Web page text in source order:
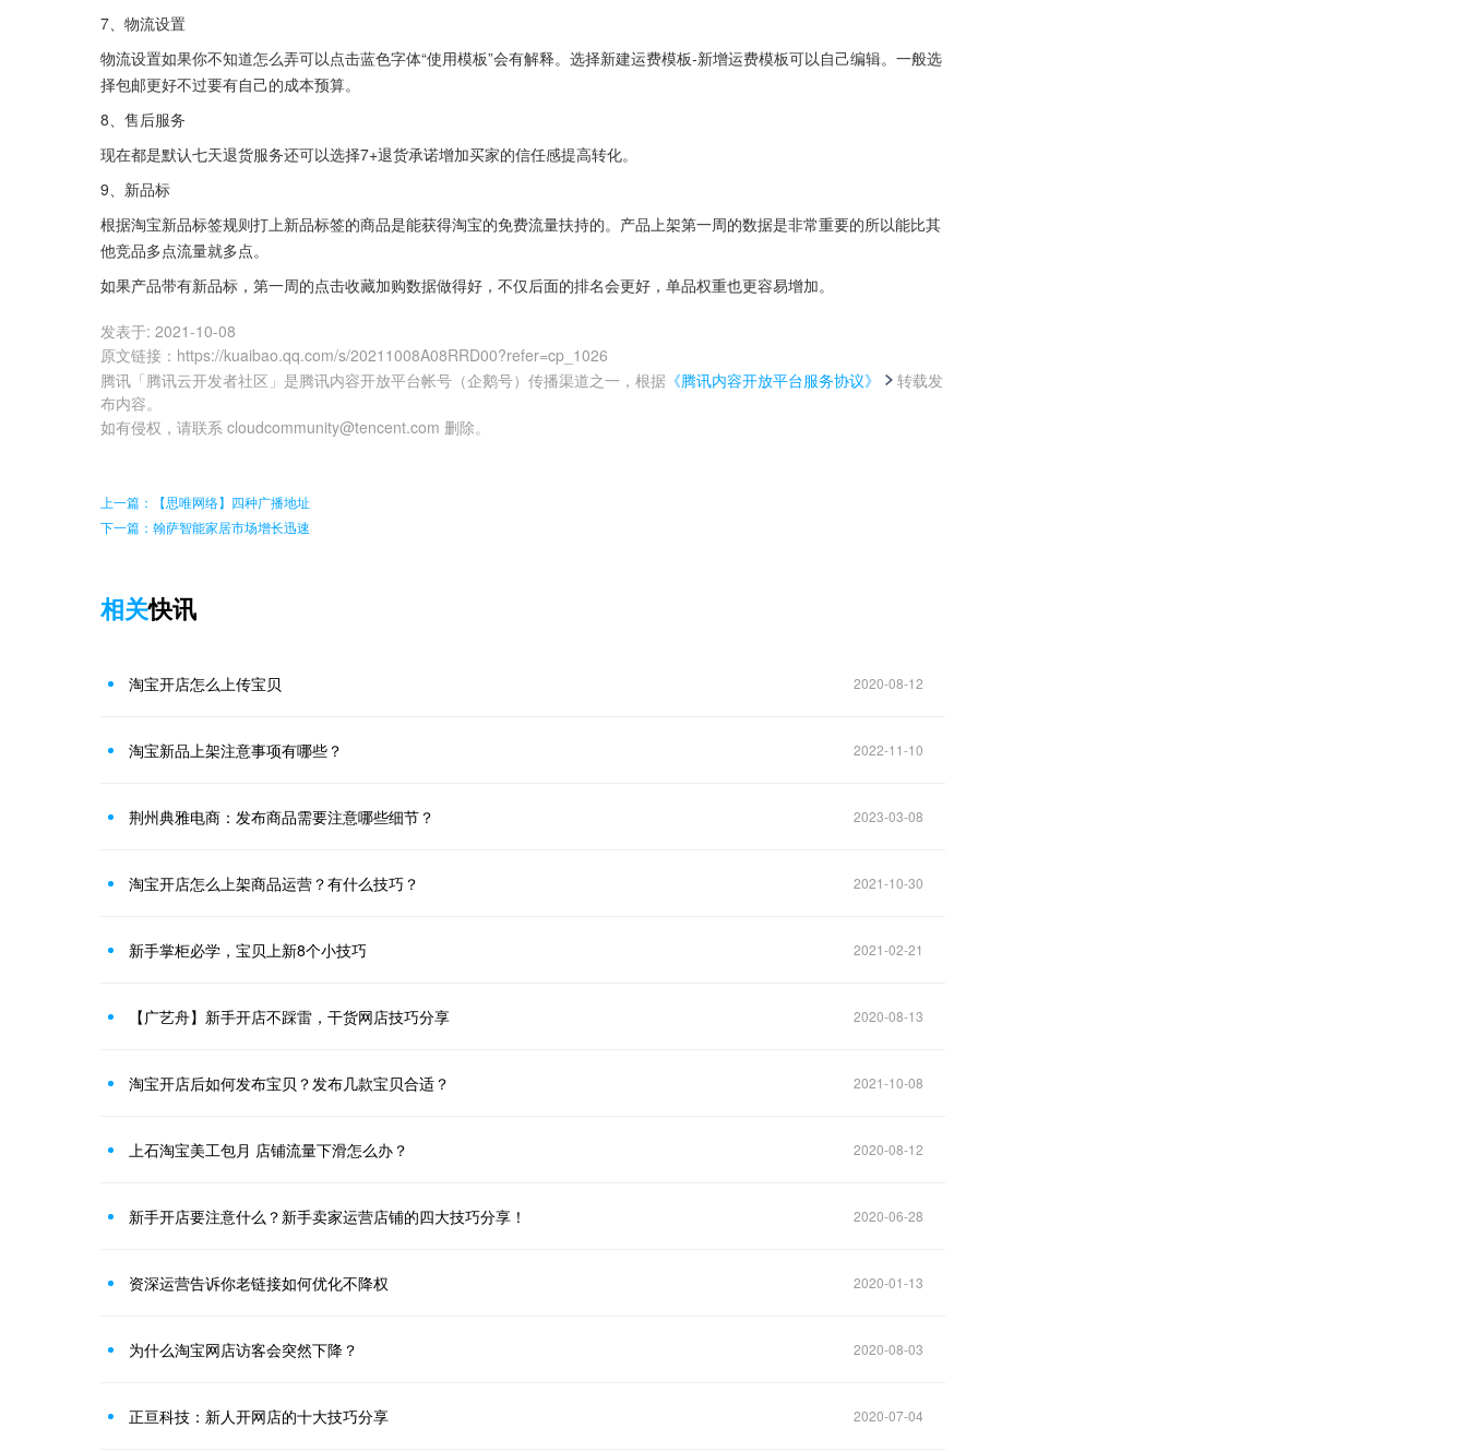
7、物流设置
物流设置如果你不知道怎么弄可以点击蓝色字体“使用模板”会有解释。选择新建运费模板-新增运费模板可以自己编辑。一般选
择包邮更好不过要有自己的成本预算。
8、售后服务
现在都是默认七天退货服务还可以选择7+退货承诺增加买家的信任感提高转化。
9、新品标
根据淘宝新品标签规则打上新品标签的商品是能获得淘宝的免费流量扶持的。产品上架第一周的数据是非常重要的所以能比其
他竞品多点流量就多点。
如果产品带有新品标，第一周的点击收藏加购数据做得好，不仅后面的排名会更好，单品权重也更容易增加。
发表于: 2021-10-08
原文链接 ： https://kuaibao.qq.com/s/20211008A08RRD00?refer=cp_1026
腾讯「腾讯云开发者社区」是腾讯内容开放平台帐号（企鹅号）传播渠道之一，根据 《腾讯内容开放平台服务协议》
转载发
布内容。
如有侵权，请联系 cloudcommunity@tencent.com 删除。
上一篇：【思唯网络】四种广播地址
下一篇：翰萨智能家居市场增长迅速
相关快讯
淘宝开店怎么上传宝贝 2020-08-12
淘宝新品上架注意事项有哪些？ 2022-11-10
荆州典雅电商：发布商品需要注意哪些细节？ 2023-03-08
淘宝开店怎么上架商品运营？有什么技巧？ 2021-10-30
新手掌柜必学，宝贝上新8个小技巧 2021-02-21
【广艺舟】新手开店不踩雷，干货网店技巧分享 2020-08-13
淘宝开店后如何发布宝贝？发布几款宝贝合适？ 2021-10-08
上石淘宝美工包月 店铺流量下滑怎么办？ 2020-08-12
新手开店要注意什么？新手卖家运营店铺的四大技巧分享！ 2020-06-28
资深运营告诉你老链接如何优化不降权 2020-01-13
为什么淘宝网店访客会突然下降？ 2020-08-03
正亘科技：新人开网店的十大技巧分享 2020-07-04